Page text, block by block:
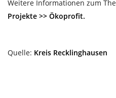
Weitere Informationen zum
Projekte >> Ökoprofit.
Quelle: Kreis Recklinghausen